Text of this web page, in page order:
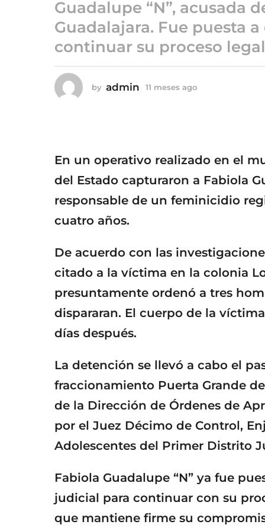
o
1
m
s
e
Guadalupe “N”, acusada
Guadalajara. Fue puesta
continuar su proceso
by admin 11 meses ago
s
a
g
En un operativo realizado en el
del Estado capturaron a Fabiola
responsable de un feminicidio
cuatro años.
De acuerdo con las
citado a la víctima en la colonia
presuntamente ordenó a tres
dispararan. El cuerpo de la
días después.
La detención se llevó a cabo el
fraccionamiento Puerta Grande
de la Dirección de Órdenes de
por el Juez Décimo de Control,
Adolescentes del Primer Distrito
Fabiola Guadalupe “N” ya fue
judicial para continuar con su
que mantiene firme su